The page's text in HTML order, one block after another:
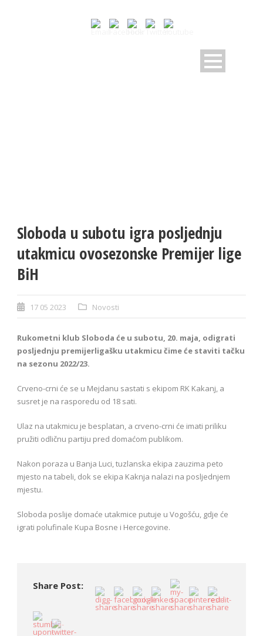
Sloboda u subotu igra posljednju
utakmicu ovosezonske Premijer lige
BiH
17 05 2023 Novosti
Rukometni klub Sloboda će u subotu, 20. maja, odigrati
posljednju premijerligašku utakmicu čime će staviti tačku
na sezonu 2022/23.
Crveno-crni će se u Mejdanu sastati s ekipom RK Kakanj, a
susret je na rasporedu od 18 sati.
Ulaz na utakmicu je besplatan, a crveno-crni će imati priliku
pružiti odličnu partiju pred domaćom publikom.
Nakon poraza u Banja Luci, tuzlanska ekipa zauzima peto
mjesto na tabeli, dok se ekipa Kaknja nalazi na posljednjem
mjestu.
Sloboda poslije domaće utakmice putuje u Vogošću, gdje će
igrati polufinale Kupa Bosne i Hercegovine.
Share Post: